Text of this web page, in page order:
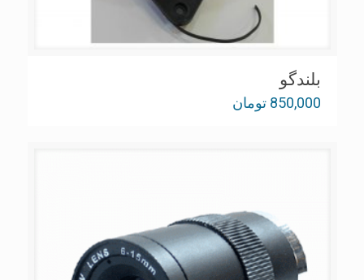
بلندگو
850,000 تومان